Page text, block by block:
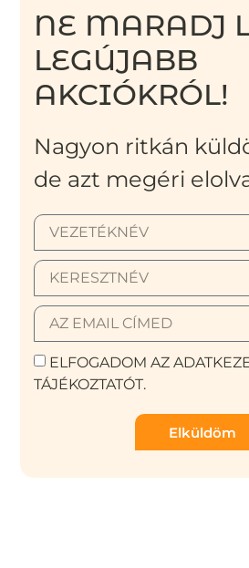
NE MARADJ
LEGÚJABB
AKCIÓKRÓL!
Nagyon ritkán
de azt megéri
ELFOGADOM AZ
TÁJÉKOZTATÓT.
Elküldöm